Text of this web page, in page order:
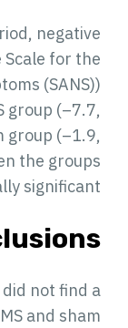
negative
for the
(SANS))
group (–7.7,
group (–1.9,
the groups
significant.
not find a
and sham